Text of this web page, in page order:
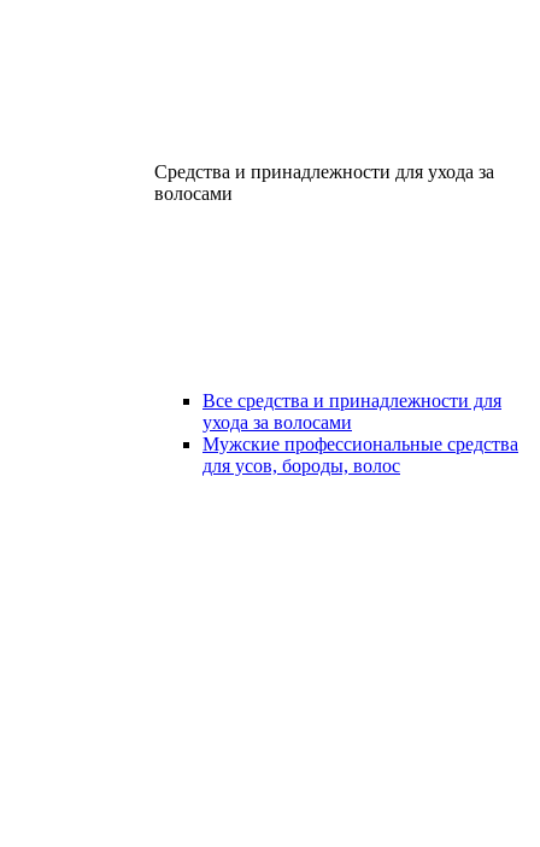
Средства и принадлежности для ухода за
волосами
Все средства и принадлежности для
ухода за волосами
Мужские профессиональные средства
для усов, бороды, волос